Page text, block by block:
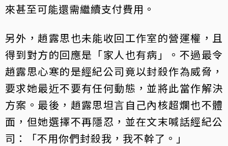
來甚至可能還需繼續支付費用。
另外，趙露思也未能收回工作室的營運權，且
得到對方的回應是「家人也有病」。不過最令
趙露思心寒的是經紀公司竟以封殺作為威脅，
要求她最近不要有任何動態，並將此當作解決
方案。最後，趙露思坦言自己內核超爛也不體
面，但她選擇不再隱忍，並在文末喊話經紀公
司：「不用你們封殺我，我不幹了。」